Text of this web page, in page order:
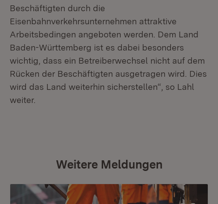
Beschäftigten durch die
Eisenbahnverkehrsunternehmen attraktive
Arbeitsbedingen angeboten werden. Dem Land
Baden-Württemberg ist es dabei besonders
wichtig, dass ein Betreiberwechsel nicht auf dem
Rücken der Beschäftigten ausgetragen wird. Dies
wird das Land weiterhin sicherstellen“, so Lahl
weiter.
Weitere Meldungen